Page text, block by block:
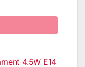
4.5W E14